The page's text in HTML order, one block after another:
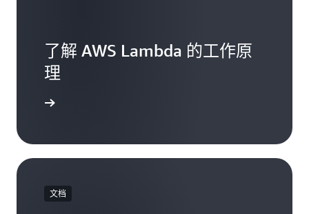
了解 AWS Lambda 的工作原
理
文档